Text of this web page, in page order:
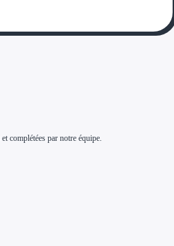
complétées par notre équipe.